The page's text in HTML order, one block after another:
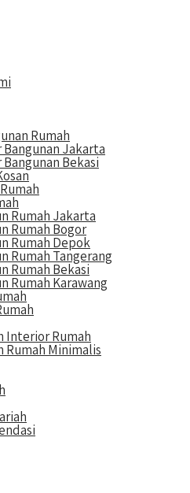
Rumah
Jakarta
Bekasi
Rumah Jakarta
Rumah Bogor
Rumah Depok
Rumah Tangerang
Rumah Bekasi
Rumah Karawang
Interior Rumah
Rumah Minimalis